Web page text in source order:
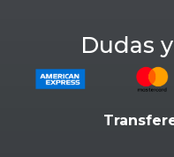
Dudas